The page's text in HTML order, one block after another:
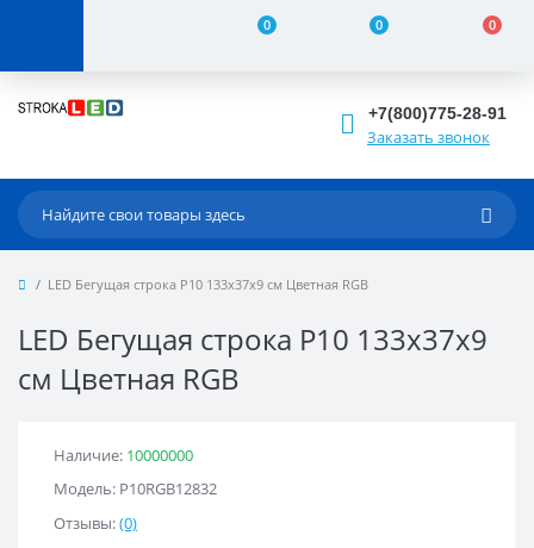
0 0 0
+7(800)775-28-91
Заказать звонок
LED Бегущая строка Р10 133x37x9 см Цветная RGB
LED Бегущая строка Р10 133x37x9
см Цветная RGB
Наличие: 10000000
Модель: Р10RGB12832
Отзывы:(0)